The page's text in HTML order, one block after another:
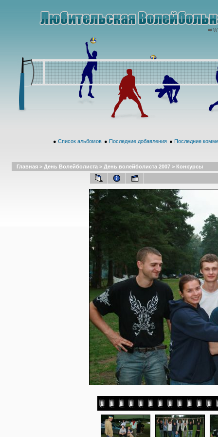
● Список альбомов ● Последние добавления ● Последние
Главная > День Волейболиста > День волейболиста 2007 > Конкурсы